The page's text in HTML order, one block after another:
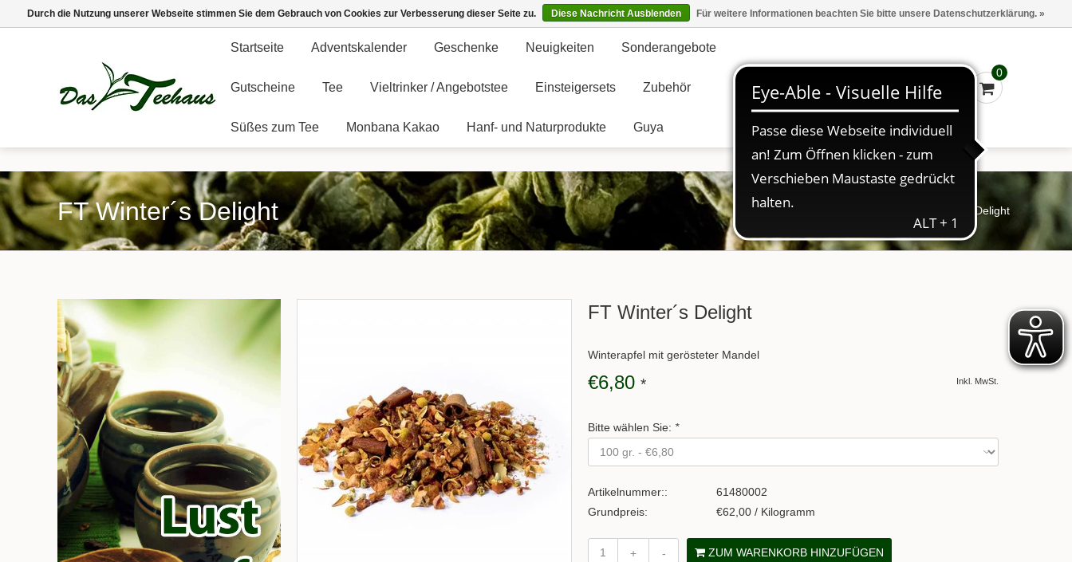
Marken Kasse - €0,00 Anmelden
Startseite Adventskalender Geschenke Neuigkeiten Sonderangebote
Gutscheine Tee Vieltrinker / Angebotstee Einsteigersets Zubehör
Süßes zum Tee Monbana Kakao Hanf- und Naturprodukte Guya
0
FT Winter´s Delight FT Winter´s Delight
FT Winter´s Delight
Winterapfel mit gerösteter Mandel
€6,80 * Inkl. MwSt.
Bitte wählen Sie: *
Artikelnummer::
61480002
Grundpreis:
€62,00 / Kilogramm
+ - ZUM WARENKORB HINZUFÜGEN
Durch die Nutzung unserer Webseite stimmen Sie dem Gebrauch von Cookies zur Verbesserung dieser Seite zu. Diese Nachricht Ausblenden Für weitere Informationen beachten Sie bitte unsere Datenschutzerklärung. »